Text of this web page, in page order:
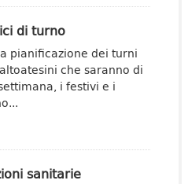
di turno
pianificazione dei turni
che saranno di
i festivi e i
sanitarie